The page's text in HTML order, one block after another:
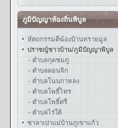
ภูมิปัญญาท้องถิ่นพิบูล
หัตถกรรมตีฆ้องบ้านทรายมูล
ปราชญ์ชาวบ้าน/ภูมิปัญญาพิบูล
- ตำบลกุดชมภู
- ตำบลดอนจิก
- ตำบลโนนกาหลง
- ตำบลโพธิ์ไทร
- ตำบลโพธิ์ศรี
- ตำบลไร่ใต้
ซาลาเปาแม่บ้านภูเขาแก้ว